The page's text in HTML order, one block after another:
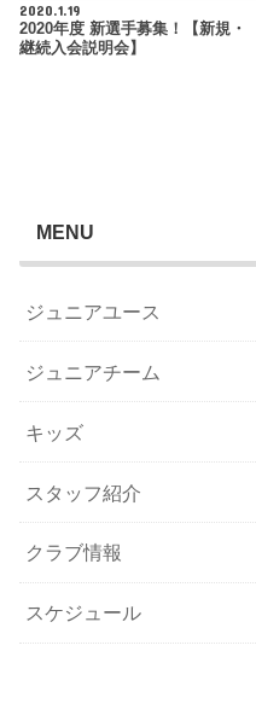
2020.1.19
2020年度 新選手募集！【新規・
継続入会説明会】
MENU
ジュニアユース
ジュニアチーム
キッズ
スタッフ紹介
クラブ情報
スケジュール